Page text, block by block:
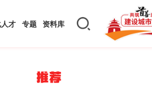
才 专题 资料库
推荐